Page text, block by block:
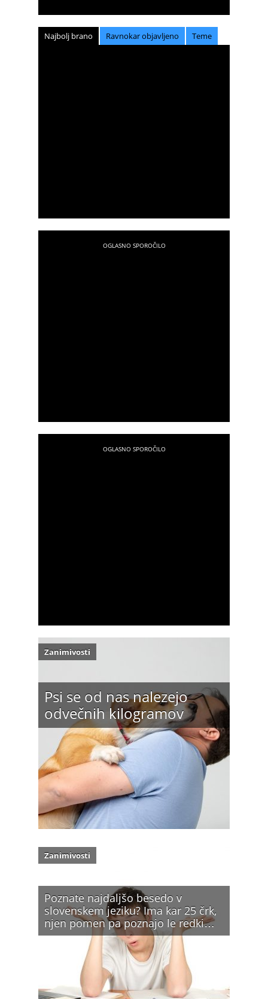
Najbolj brano Ravnokar objavljeno Teme
Psi se od nas nalezejo
odvečnih kilogramov
Zanimivosti
Poznate najdaljšo besedo v
slovenskem jeziku? Ima kar 25 črk,
njen pomen pa poznajo le redki…
Zanimivosti